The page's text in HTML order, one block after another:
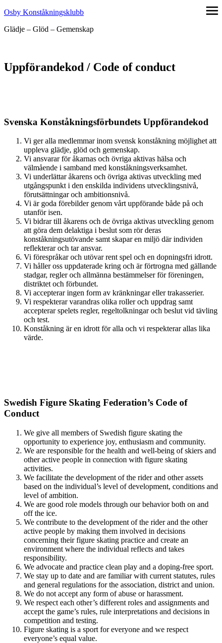
Hoppa
innehåll
Osby Konståkningsklubb
Glädje – Glöd – Gemenskap
Uppförandekod / Code of conduct
Svenska Konståkningsförbundets Uppförandekod
Vi ger alla medlemmar inom svensk konståkning möjlighet att
uppleva glädje, glöd och gemenskap.
Vi ansvarar för åkarnas och övriga aktivas hälsa och
välmående i samband med konståkningsverksamhet.
Vi underlättar åkarens och övriga aktivas utveckling med
utgångspunkt i den enskilda individens utvecklingsnivå,
förutsättningar och ambitionsnivå.
Vi är goda förebilder genom vårt uppförande både på och
utanför isen.
Vi bidrar till åkarens och de övriga aktivas utveckling genom
att göra dem delaktiga i beslut som rör deras
konståkningsutövande samt skapar en miljö där individen
reflekterar och tar ansvar.
Vi förespråkar och utövar rent spel och en dopningsfri idrott.
Vi håller oss uppdaterade kring och är förtrogna med gällande
stadgar, regler och allmänna bestämmelser för föreningen,
distriktet och förbundet.
Vi accepterar ingen form av kränkningar eller trakasserier.
Vi respekterar varandras olika roller och uppdrag samt
accepterar spelets regler, regeltolkningar och beslut vid tävling
och test.
Konståkning är en idrott för alla och vi respekterar allas lika
värde.
Swedish Figure Skating Federation’s Code of
Conduct
We give all members of Swedish figure skating the
opportunity to experience joy, enthusiasm and community.
We are responsible for the health and well-being of skiers and
other active people in connection with figure skating
activities.
We facilitate the development of the rider and other assets
based on the individual’s level of development, conditions and
level of ambition.
We are good role models through our behavior both on and
off the ice.
We contribute to the development of the rider and the other
active people by making them involved in decisions
concerning their figure skating practice and create an
environment where the individual reflects and takes
responsibility.
We advocate and practice clean play and a doping-free sport.
We stay up to date and are familiar with current statutes, rules
and general regulations for the association, district and union.
We do not accept any form of abuse or harassment.
We respect each other’s different roles and assignments and
accept the game’s rules, rule interpretations and decisions in
competition and testing.
Figure skating is a sport for everyone and we respect
everyone’s equal value.